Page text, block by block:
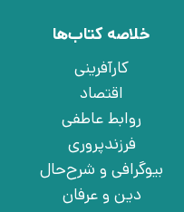
خلاصه کتاب‌ها
کارآفرینی
اقتصاد
روابط عاطفی
فرزندپروری
بیوگرافی و شرح‌حال
دین و عرفان